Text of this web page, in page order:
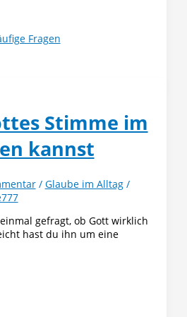
Fragen
Stimme im
kannst
/ Glaube im Alltag/
gefragt, ob Gott wirklich
hast du ihn um eine